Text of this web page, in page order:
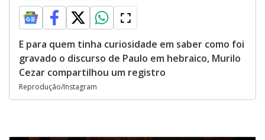
E para quem tinha curiosidade em saber como foi
gravado o discurso de Paulo em hebraico, Murilo
Cezar compartilhou um registro
Reprodução/Instagram